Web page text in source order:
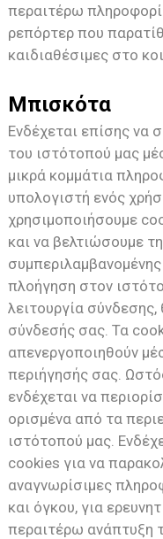
περαιτέρω
ρεπόρτερ που
καιδιαθέσιμες στο
Μπισκότα
Ενδέχεται επίσης να
του ιστότοπού μας
μικρά κομμάτια
υπολογιστή ενός
χρησιμοποιήσουμε
και να βελτιώσουμε
πλοήγηση στον
λειτουργία
σύνδεσής σας. Τα
απενεργοποιηθούν
περιήγησής σας.
ενδέχεται να
ορισμένα από τα
ιστότοπού μας.
cookies για να
αναγνωρίσιμες
και όγκου, για
περαιτέρω ανάπτυξη